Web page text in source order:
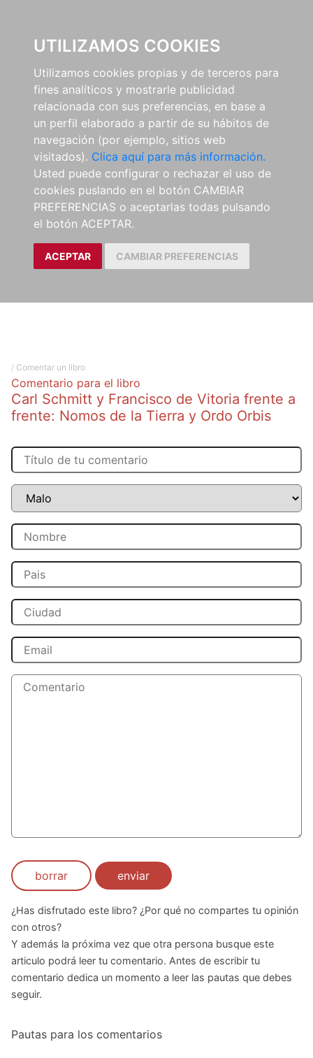
UTILIZAMOS COOKIES
Utilizamos cookies propias y de terceros para
fines analíticos y mostrarle publicidad
relacionada con sus preferencias, en base a
un perfil elaborado a partir de su hábitos de
navegación (por ejemplo, sitios web
visitados). Clica aquí para más información.
Usted puede configurar o rechazar el uso de
cookies puslando en el botón CAMBIAR
PREFERENCIAS o aceptarlas todas pulsando
el botón ACEPTAR.
ACEPTAR CAMBIAR PREFERENCIAS
/ Comentar un libro
Comentario para el libro
Carl Schmitt y Francisco de Vitoria frente a
frente: Nomos de la Tierra y Ordo Orbis
borrar enviar
¿Has disfrutado este libro? ¿Por qué no compartes tu opinión
con otros?
Y además la próxima vez que otra persona busque este
articulo podrá leer tu comentario. Antes de escribir tu
comentario dedica un momento a leer las pautas que debes
seguir.
Pautas para los comentarios